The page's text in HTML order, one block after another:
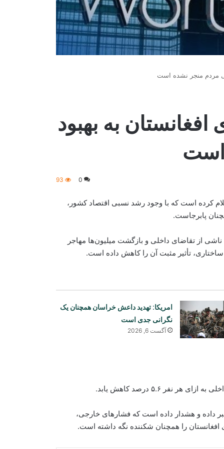
مردم منجر نشده است
به بهبود
است
0
93
کرده است که با وجود رشد نسبی اقتصاد کشور،
پابرجاست.
داخلی تا حدی ناشی از تقاضای داخلی و بازگشت میلیون‌ها مهاجر
تأثیر مثبت آن را کاهش داده است.
امریکا: تهدید داعش خراسان همچنان یک
نگرانی جدی است
آگست 6, 2026
داده و هشدار داده است که فشارهای خارجی،
را همچنان شکننده نگه داشته است.
وزارت آب و انرژی از احتمال وقوع
سیلاب‌های آنی در شماری از ولایت‌ها
چین خواستار حمایت جهانی از احیای